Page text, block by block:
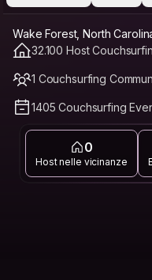
Wake Forest, North
32.100 Host
1 Couchsurfing
1405 Couchsurfing
0
Host nelle vicinanze